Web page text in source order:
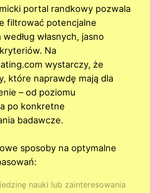
portal randkowy pozwala
filtrować potencjalne
własnych, jasno
Na
wystarczy, że
które naprawdę mają dla
– od poziomu
po konkretne
badawcze.
sposoby na optymalne
nauki lub zainteresowania